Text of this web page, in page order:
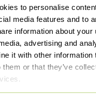
to personalise
media features and to
information about your
advertising and
it with other information
them or that they’ve
Per materiale
Ghisa Accessori da cucina
Lana Accessori da cucina
Ceramica Accessori da
Per colore